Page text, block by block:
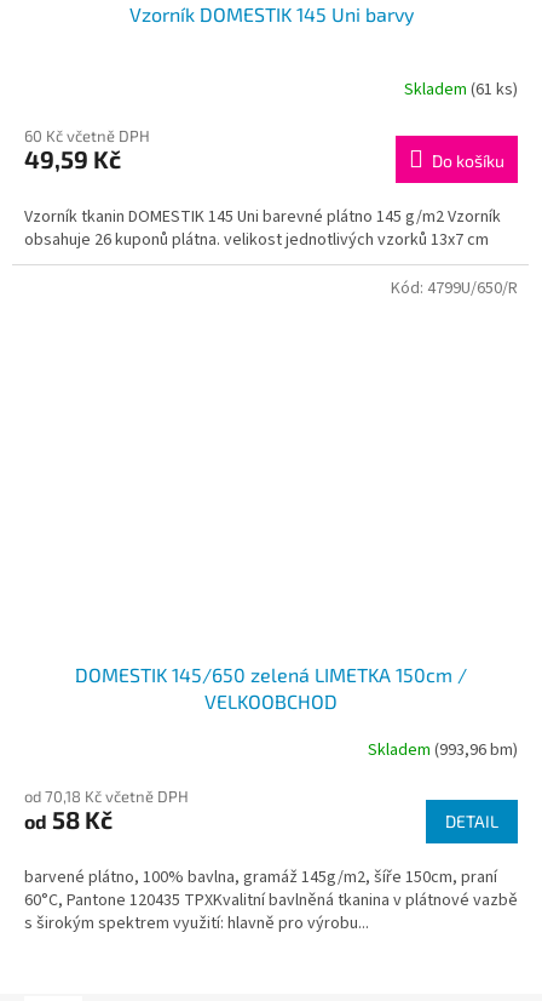
R
M
A
Vzorník DOMESTIK 145 Uni barvy
Skladem (61 ks)
60 Kč včetně DPH
49,59 Kč Do košíku
Vzorník tkanin DOMESTIK 145 Uni barevné plátno 145 g/m2 Vzorník
obsahuje 26 kuponů plátna. velikost jednotlivých vzorků 13x7 cm
DOMESTIK 145/650 zelená LIMETKA 150cm /
VELKOOBCHOD
Skladem (993,96 bm)
od 70,18 Kč včetně DPH
od 58 Kč DETAIL
barvené plátno, 100% bavlna, gramáž 145g/m2, šíře 150cm, praní
60°C, Pantone 120435 TPXKvalitní bavlněná tkanina v plátnové vazbě
s širokým spektrem využití: hlavně pro výrobu...
Kód: 4799U/650/R